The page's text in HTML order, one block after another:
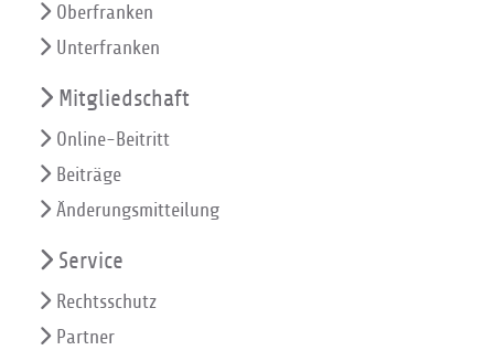
Oberfranken
Unterfranken
Mitgliedschaft
Online-Beitritt
Beiträge
Änderungsmitteilung
Service
Rechtsschutz
Partner